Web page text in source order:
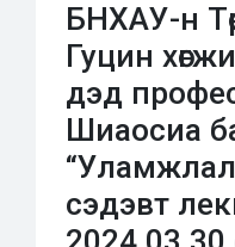
БНХАУ-н
Гуцин
дэд
Шиаосиа
“Уламжлал
сэдэвт